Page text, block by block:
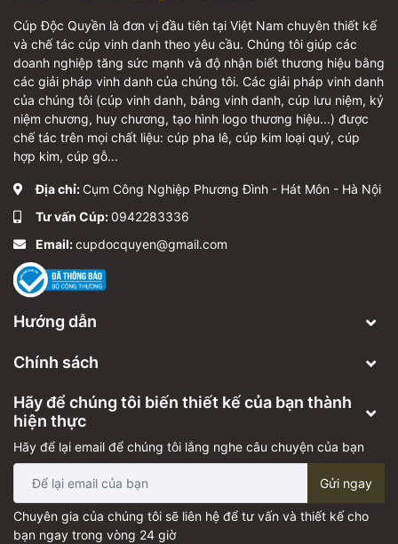
Cúp Độc Quyền là đơn vị đầu tiên tại Việt Nam chuyên thiết kế
và chế tác cúp vinh danh theo yêu cầu. Chúng tôi giúp các
doanh nghiệp tăng sức mạnh và độ nhận biết thương hiệu bằng
các giải pháp vinh danh của chúng tôi. Các giải pháp vinh danh
của chúng tôi (cúp vinh danh, bảng vinh danh, cúp lưu niệm, kỷ
niệm chương, huy chương, tạo hình logo thương hiệu...) được
chế tác trên mọi chất liệu: cúp pha lê, cúp kim loại quý, cúp
hợp kim, cúp gỗ...
Địa chỉ: Cụm Công Nghiệp Phương Đình - Hát Môn - Hà Nội
Tư vấn Cúp:0942283336
Email:cupdocquyen@gmail.com
Hướng dẫn
Chính sách
Hãy để chúng tôi biến thiết kế của bạn thành
hiện thực
Hãy để lại email để chúng tôi lắng nghe câu chuyện của bạn
Gửi ngay
Chuyên gia của chúng tôi sẽ liên hệ để tư vấn và thiết kế cho
bạn ngay trong vòng 24 giờ